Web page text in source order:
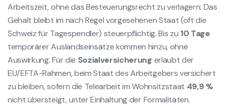
Arbeitszeit, ohne das Besteuerungsrecht zu verlagern: Das
Gehalt bleibt im nach Regel vorgesehenen Staat (oft die
Schweiz für Tagespendler) steuerpflichtig. Bis zu 10 Tage
temporärer Auslandseinsätze kommen hinzu, ohne
Auswirkung. Für die Sozialversicherung erlaubt der
EU/EFTA-Rahmen, beim Staat des Arbeitgebers versichert
zu bleiben, sofern die Telearbeit im Wohnsitzstaat 49,9 %
nicht übersteigt, unter Einhaltung der Formalitäten.